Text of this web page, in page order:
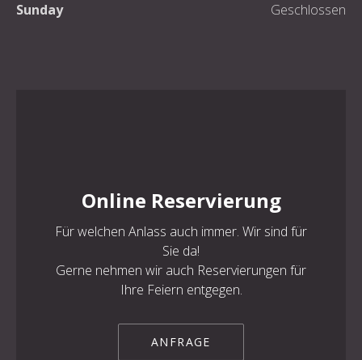
Sunday
Geschlossen
Online Reservierung
Für welchen Anlass auch immer. Wir sind für
Sie da!
Gerne nehmen wir auch Reservierungen für
Ihre Feiern entgegen.
ANFRAGE